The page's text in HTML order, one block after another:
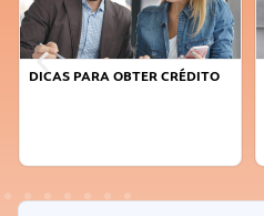
DICAS PARA OBTER CRÉDITO